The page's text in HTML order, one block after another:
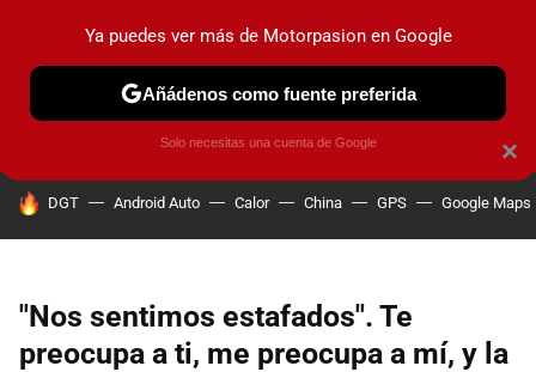
PRUEBAS COCHES ELÉCTRICOS OBSERVATORIO
HOY SE HABLA DE
DGT Android Auto Calor China GPS Google Maps
"Nos sentimos estafados". Te
preocupa a ti, me preocupa a mí, y la
×
Ya puedes ver más de Motorpasion en Google
Añádenos como fuente preferida
Solo necesitas una cuenta de Google